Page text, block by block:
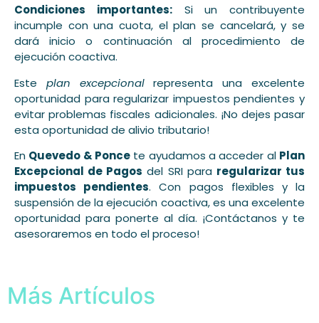
Condiciones importantes:Si un contribuyente
incumple con una cuota, el plan se cancelará, y se
dará inicio o continuación al procedimiento de
ejecución coactiva.
Este plan excepcionalrepresenta una excelente
oportunidad para regularizar impuestos pendientes y
evitar problemas fiscales adicionales. ¡No dejes pasar
esta oportunidad de alivio tributario!
En Quevedo & Ponce te ayudamos a acceder al Plan
Excepcional de Pagos del SRI para regularizar tus
impuestos pendientes. Con pagos flexibles y la
suspensión de la ejecución coactiva, es una excelente
oportunidad para ponerte al día. ¡Contáctanos y te
asesoraremos en todo el proceso!
Más Artículos